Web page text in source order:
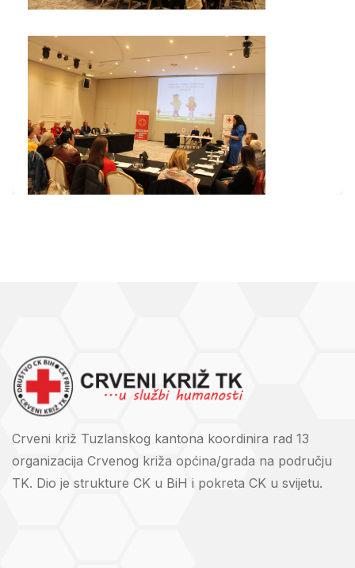
Crveni križ Tuzlanskog kantona koordinira rad 13
organizacija Crvenog križa općina/grada na području
TK. Dio je strukture CK u BiH i pokreta CK u svijetu.